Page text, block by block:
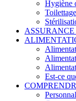
Hygiène
Est-ce